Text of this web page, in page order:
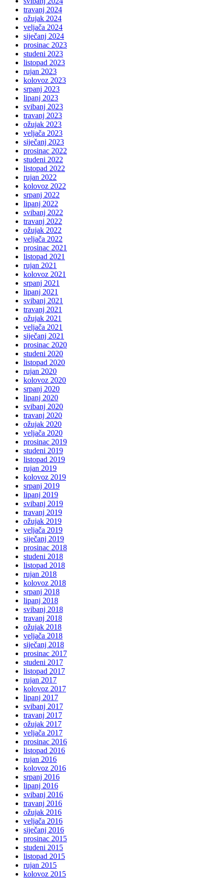
travanj 2024
ožujak 2024
veljača 2024
siječanj 2024
prosinac 2023
studeni 2023
listopad 2023
rujan 2023
kolovoz 2023
srpanj 2023
lipanj 2023
svibanj 2023
travanj 2023
ožujak 2023
veljača 2023
siječanj 2023
prosinac 2022
studeni 2022
listopad 2022
rujan 2022
kolovoz 2022
srpanj 2022
lipanj 2022
svibanj 2022
travanj 2022
ožujak 2022
veljača 2022
prosinac 2021
listopad 2021
rujan 2021
kolovoz 2021
srpanj 2021
lipanj 2021
svibanj 2021
travanj 2021
ožujak 2021
veljača 2021
siječanj 2021
prosinac 2020
studeni 2020
listopad 2020
rujan 2020
kolovoz 2020
srpanj 2020
lipanj 2020
svibanj 2020
travanj 2020
ožujak 2020
veljača 2020
prosinac 2019
studeni 2019
listopad 2019
rujan 2019
kolovoz 2019
srpanj 2019
lipanj 2019
svibanj 2019
travanj 2019
ožujak 2019
veljača 2019
siječanj 2019
prosinac 2018
studeni 2018
listopad 2018
rujan 2018
kolovoz 2018
srpanj 2018
lipanj 2018
svibanj 2018
travanj 2018
ožujak 2018
veljača 2018
siječanj 2018
prosinac 2017
studeni 2017
listopad 2017
rujan 2017
kolovoz 2017
lipanj 2017
svibanj 2017
travanj 2017
ožujak 2017
veljača 2017
prosinac 2016
listopad 2016
rujan 2016
kolovoz 2016
srpanj 2016
lipanj 2016
svibanj 2016
travanj 2016
ožujak 2016
veljača 2016
siječanj 2016
prosinac 2015
studeni 2015
listopad 2015
rujan 2015
kolovoz 2015